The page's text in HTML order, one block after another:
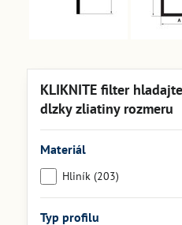
KLIKNITE filter
dlzky zliatiny rozmeru
Materiál
Hliník (203)
Typ profilu